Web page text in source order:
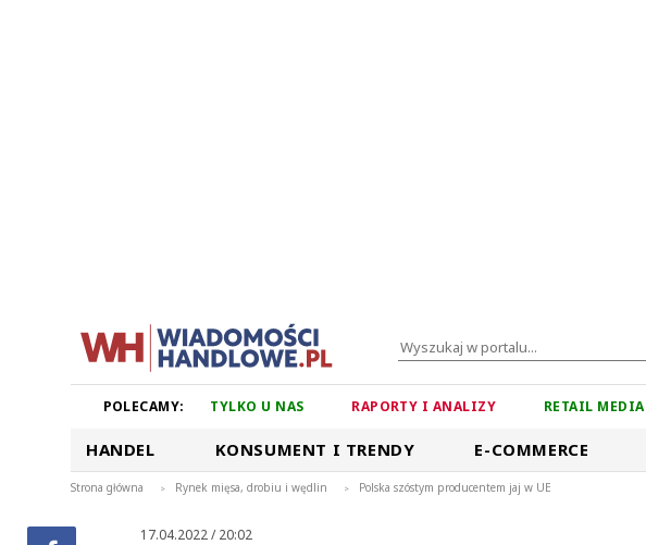
POLECAMY: TYLKO U NAS RAPORTY I ANALIZY RETAIL MEDIA
HANDEL KONSUMENT I TRENDY E-COMMERCE
Strona główna > Rynek mięsa, drobiu i wędlin > Polska szóstym producentem jaj w UE
17.04.2022 / 20:02